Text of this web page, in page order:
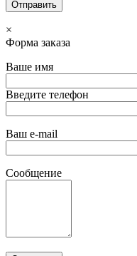
×
Форма заказа
Ваше имя
Введите телефон
Ваш e-mail
Сообщение